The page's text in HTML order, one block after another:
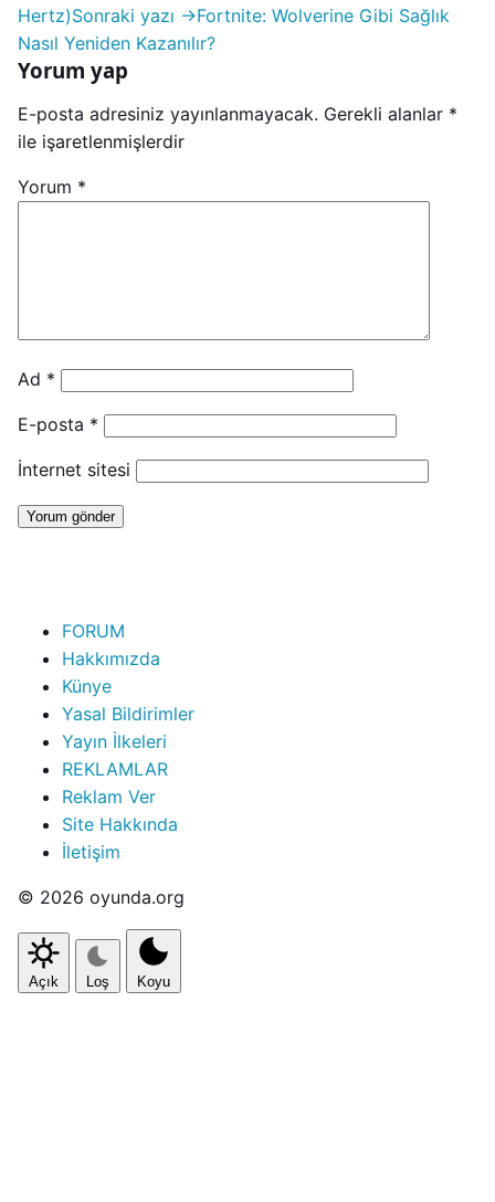
Hertz)Sonraki yazı →Fortnite: Wolverine Gibi Sağlık
Nasıl Yeniden Kazanılır?
Yorum yap
E-posta adresiniz yayınlanmayacak. Gerekli alanlar *
ile işaretlenmişlerdir
Yorum *
Ad *
E-posta *
İnternet sitesi
FORUM
Hakkımızda
Künye
Yasal Bildirimler
Yayın İlkeleri
REKLAMLAR
Reklam Ver
Site Hakkında
İletişim
© 2026 oyunda.org
Açık Loş Koyu